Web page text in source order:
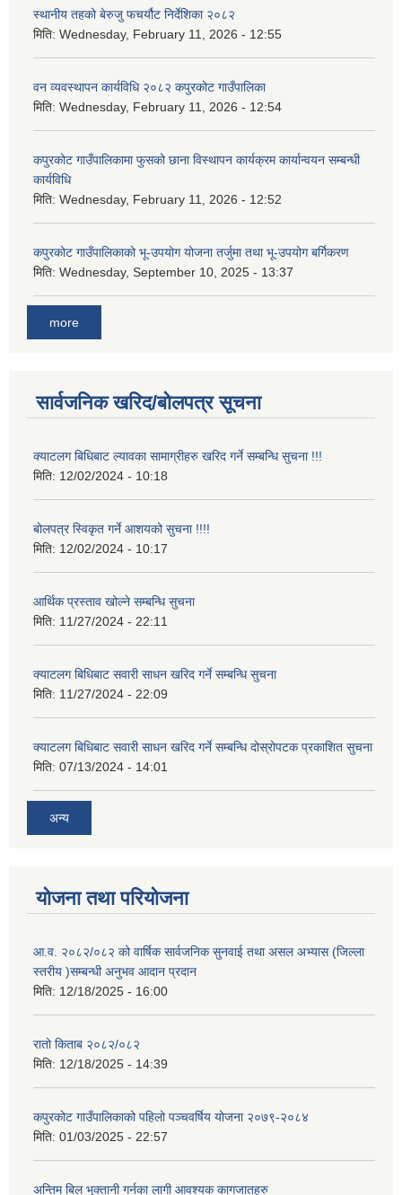
स्थानीय तहको बेरुजु फचर्यौट निर्देशिका २०८२
मिति: Wednesday, February 11, 2026 - 12:55
वन व्यवस्थापन कार्यविधि २०८२ कपुरकोट गाउँपालिका
मिति: Wednesday, February 11, 2026 - 12:54
कपुरकोट गाउँपालिकामा फुसको छाना विस्थापन कार्यक्रम कार्यान्वयन सम्बन्धी
कार्यविधि
मिति: Wednesday, February 11, 2026 - 12:52
कपुरकोट गाउँपालिकाको भू-उपयोग योजना तर्जुमा तथा भू-उपयोग बर्गिकरण
मिति: Wednesday, September 10, 2025 - 13:37
more
सार्वजनिक खरिद/बोलपत्र सूचना
क्याटलग बिधिबाट ल्यावका सामाग्रीहरु खरिद गर्ने सम्बन्धि सुचना !!!
मिति: 12/02/2024 - 10:18
बोलपत्र स्विकृत गर्ने आशयको सुचना !!!!
मिति: 12/02/2024 - 10:17
आर्थिक प्रस्ताव खोल्ने सम्बन्धि सुचना
मिति: 11/27/2024 - 22:11
क्याटलग बिधिबाट सवारी साधन खरिद गर्ने सम्बन्धि सुचना
मिति: 11/27/2024 - 22:09
क्याटलग बिधिबाट सवारी साधन खरिद गर्ने सम्बन्धि दोस्रोपटक प्रकाशित सुचना
मिति: 07/13/2024 - 14:01
अन्य
योजना तथा परियोजना
आ.व. २०८२/०८२ को वार्षिक सार्वजनिक सुनवाई तथा असल अभ्यास (जिल्ला
स्तरीय )सम्बन्धी अनुभव आदान प्रदान
मिति: 12/18/2025 - 16:00
रातो किताब २०८२/०८२
मिति: 12/18/2025 - 14:39
कपुरकोट गाउँपालिकाको पहिलो पञ्चवर्षिय योजना २०७९-२०८४
मिति: 01/03/2025 - 22:57
अन्तिम बिल भुक्तानी गर्नका लागी आवश्यक कागजातहरु